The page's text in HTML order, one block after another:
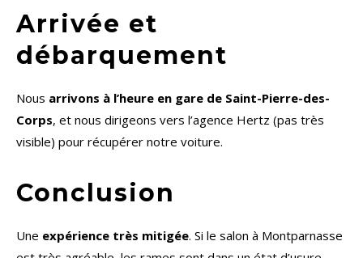
Arrivée et
débarquement
Nous arrivons à l’heure en gare de Saint-Pierre-des-
Corps, et nous dirigeons vers l’agence Hertz (pas très
visible) pour récupérer notre voiture.
Conclusion
Une expérience très mitigée. Si le salon à Montparnasse